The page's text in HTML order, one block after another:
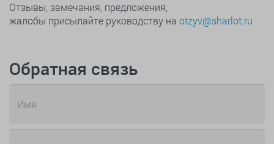
Отзывы, замечания, предложения,
жалобы присылайте руководству на otzyv@sharlot.ru
Обратная связь